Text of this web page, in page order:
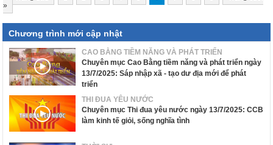
»
Chương trình mới cập nhật
CAO BẰNG TIỀM NĂNG VÀ PHÁT TRIỂN
Chuyên mục Cao Bằng tiềm năng và phát triển ngày
13/7/2025: Sáp nhập xã - tạo dư địa mới để phát
triển
THI ĐUA YÊU NƯỚC
Chuyên mục Thi đua yêu nước ngày 13/7/2025: CCB
làm kinh tế giỏi, sống nghĩa tình